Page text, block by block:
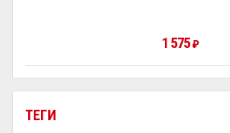
ТЕГИ
1 575₽